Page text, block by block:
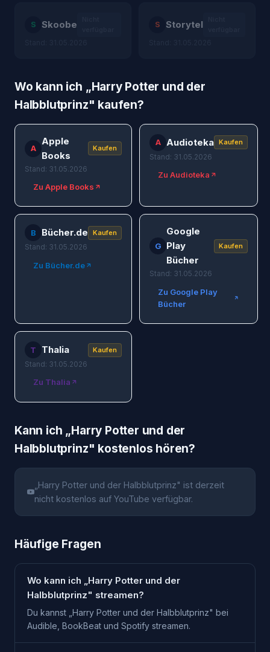
S Skoobe S Storytel
Wo kann ich „Harry Potter und der
Halbblutprinz" kaufen?
A
Apple
Books
Kaufen
Stand: 31.05.2026
Zu Apple Books
A Audioteka Kaufen
Stand: 31.05.2026
Zu Audioteka
B Bücher.de Kaufen
Stand: 31.05.2026
Zu Bücher.de
G
Google
Play
Bücher
Kaufen
Stand: 31.05.2026
Zu Google Play
Bücher
T Thalia Kaufen
Stand: 31.05.2026
Zu Thalia
Kann ich „Harry Potter und der
Halbblutprinz" kostenlos hören?
Harry Potter und der Halbblutprinz" ist derzeit
nicht kostenlos auf YouTube verfügbar.
Häufige Fragen
Wo kann ich „Harry Potter und der
Halbblutprinz" streamen?
Du kannst „Harry Potter und der Halbblutprinz" bei
Audible, BookBeat und Spotify streamen.